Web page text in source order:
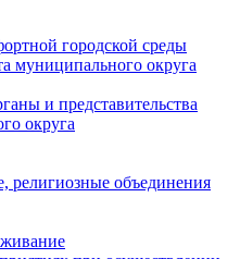
городской среды
муниципального округа
и представительства
округа
объединения